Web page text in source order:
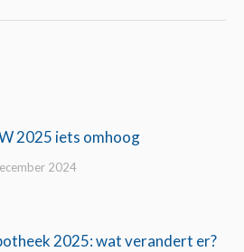
2025 iets omhoog
2024
2025: wat verandert er?